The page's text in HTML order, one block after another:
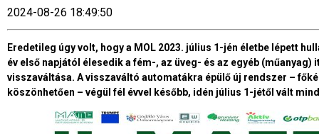
2024-08-26 18:49:50
Eredetileg úgy volt, hogy a MOL 2023. július 1-jén életbe lépett
év első napjától élesedik a fém-, az üveg- és az egyéb
visszaváltása. A visszaváltó automatákra épülő új rendszer –
köszönhetően – végül fél évvel később, idén július 1-jétől vált